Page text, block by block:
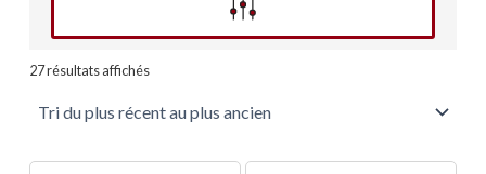
27 résultats affichésdu
au
plus